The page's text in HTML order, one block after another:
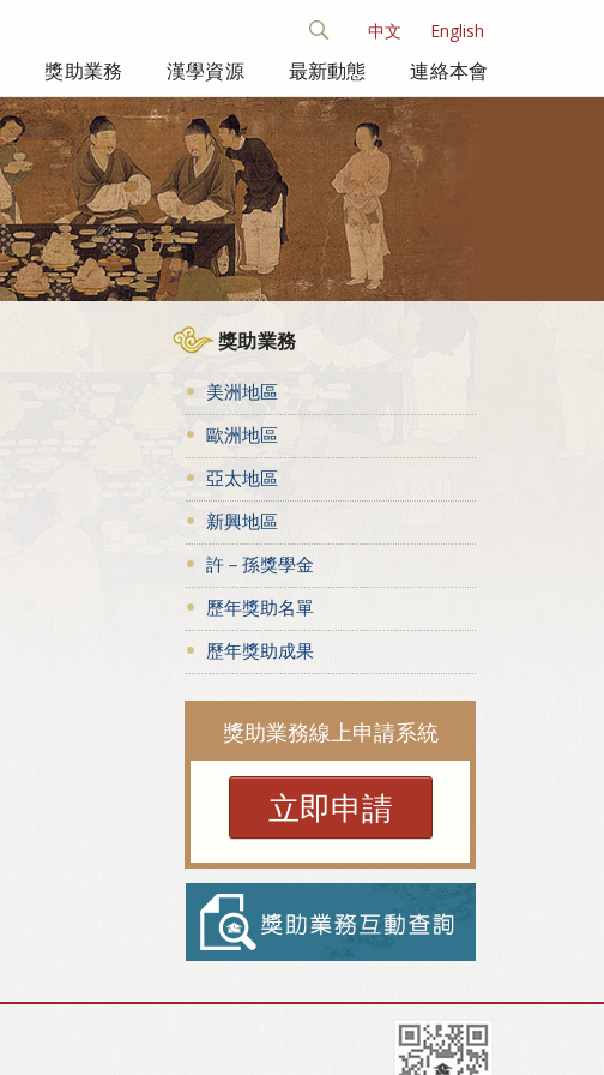
中文 English
獎助業務 漢學資源 最新動態 連絡本會
獎助業務
美洲地區
歐洲地區
亞太地區
新興地區
許－孫獎學金
歷年獎助名單
歷年獎助成果
獎助業務線上申請系統
立即申請